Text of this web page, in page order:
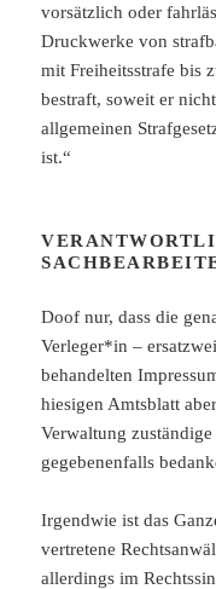
vorsätzlich oder
Druckwerke von
mit Freiheitsstrafe bis
bestraft, soweit er
allgemeinen
ist.“
Doof nur, dass die
Verleger*in –
behandelten
hiesigen Amtsblatt
Verwaltung
gegebenenfalls
Irgendwie ist das
vertretene
allerdings im